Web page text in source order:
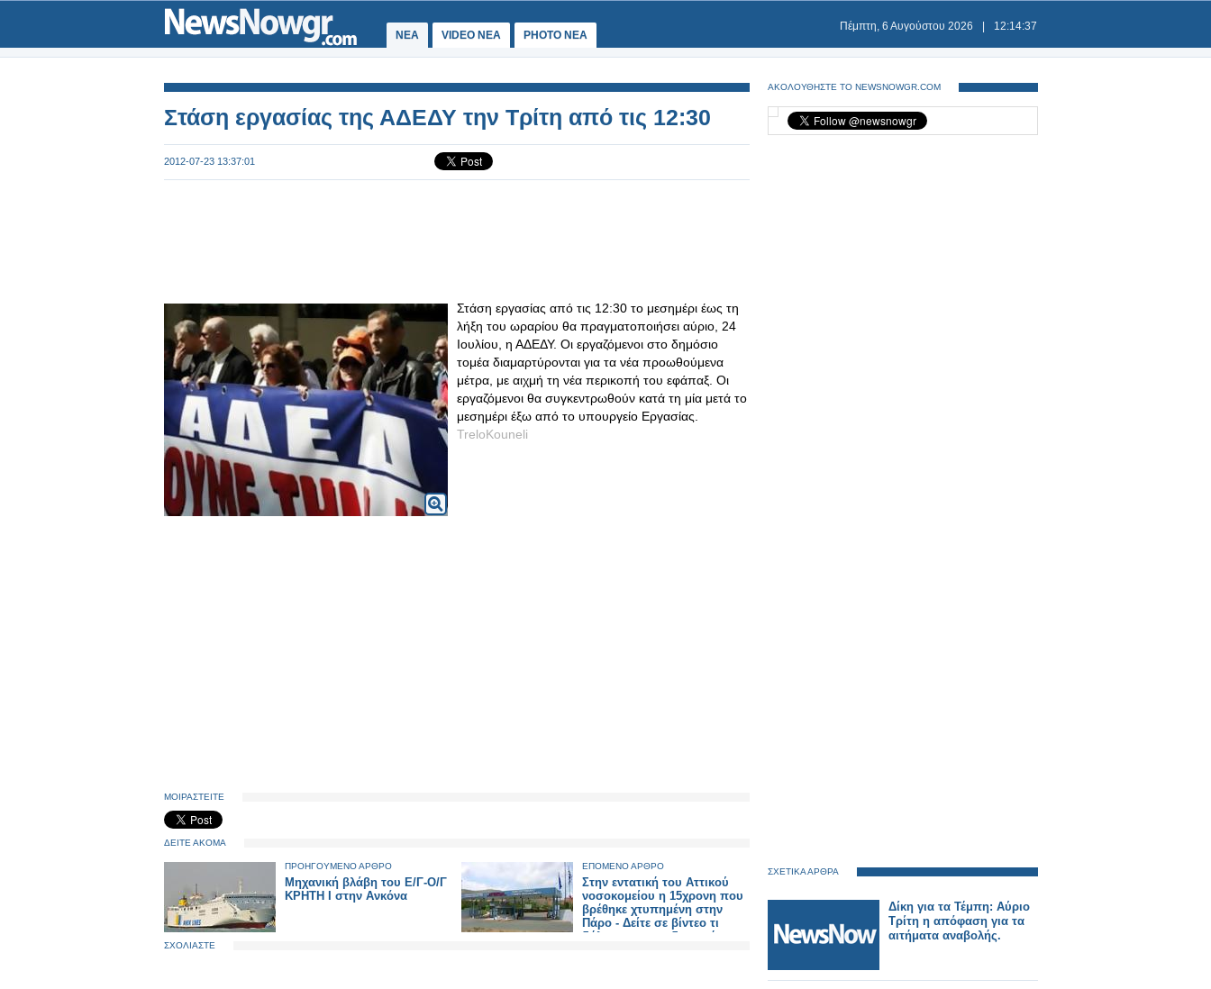
ΝΕΑ VIDEO NEA PHOTO NEA
Πέμπτη, 6 Αυγούστου 2026 12:14:37
Στάση εργασίας της ΑΔΕΔΥ την Τρίτη από τις 12:30
2012-07-23 13:37:01
Στάση εργασίας από τις 12:30 το μεσημέρι έως τη
λήξη του ωραρίου θα πραγματοποιήσει αύριο, 24
Ιουλίου, η ΑΔΕΔΥ. Οι εργαζόμενοι στο δημόσιο
τομέα διαμαρτύρονται για τα νέα προωθούμενα
μέτρα, με αιχμή τη νέα περικοπή του εφάπαξ. Οι
εργαζόμενοι θα συγκεντρωθούν κατά τη μία μετά το
μεσημέρι έξω από το υπουργείο Εργασίας.
TreloKouneli
ΜΟΙΡΑΣΤΕΙΤΕ
ΔΕΙΤΕ ΑΚΟΜΑ
ΠΡΟΗΓΟΥΜΕΝΟ ΑΡΘΡΟ
Μηχανική βλάβη του Ε/Γ-Ο/Γ
ΚΡΗΤΗ Ι στην Ανκόνα
ΕΠΟΜΕΝΟ ΑΡΘΡΟ
Στην εντατική του Αττικού
νοσοκομείου η 15χρονη που
βρέθηκε χτυπημένη στην
Πάρο - Δείτε σε βίντεο τι
δήλωσε ο ιατροδικαστής
ΣΧΟΛΙΑΣΤΕ
ΑΚΟΛΟΥΘΗΣΤΕ ΤΟ NEWSNOWGR.COM
ΣΧΕΤΙΚΑ ΑΡΘΡΑ
Δίκη για τα Τέμπη: Αύριο
Τρίτη η απόφαση για τα
αιτήματα αναβολής.